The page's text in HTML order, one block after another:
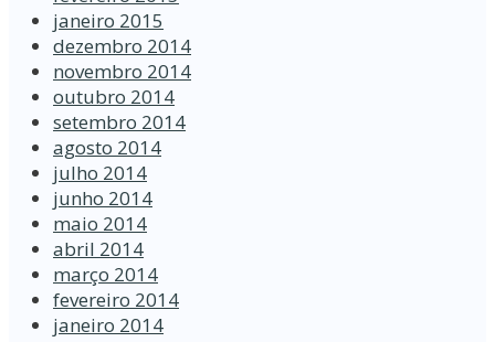
janeiro 2015
dezembro 2014
novembro 2014
outubro 2014
setembro 2014
agosto 2014
julho 2014
junho 2014
maio 2014
abril 2014
março 2014
fevereiro 2014
janeiro 2014